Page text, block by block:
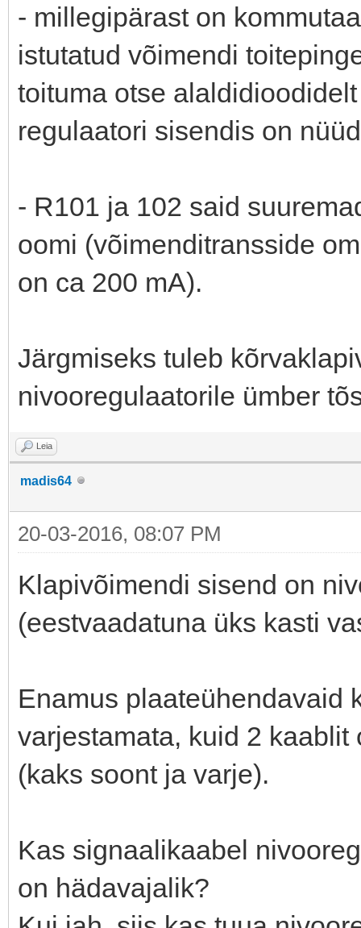
- millegipärast on
istutatud võimendi
toituma otse
regulaatori sisendis on
- R101 ja 102 said
oomi (võimenditransside
on ca 200 mA).
Järgmiseks tuleb
nivooregulaatorile ümber
Leia
madis64
20-03-2016, 08:07 PM
Klapivõimendi sisend on
(eestvaadatuna üks kasti
Enamus plaateühendavaid
varjestamata, kuid 2
(kaks soont ja varje).
Kas signaalikaabel
on hädavajalik?